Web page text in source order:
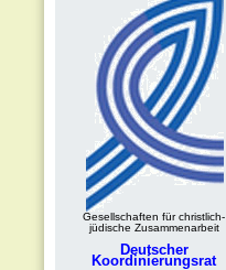
Gesellschaften für christlich-
jüdische Zusammenarbeit
Deutscher
Koordinierungsrat